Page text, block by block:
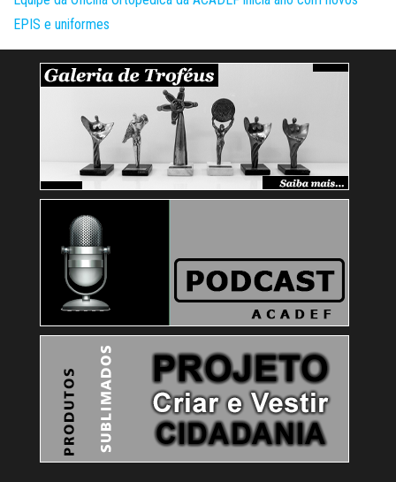
EPIS e uniformes